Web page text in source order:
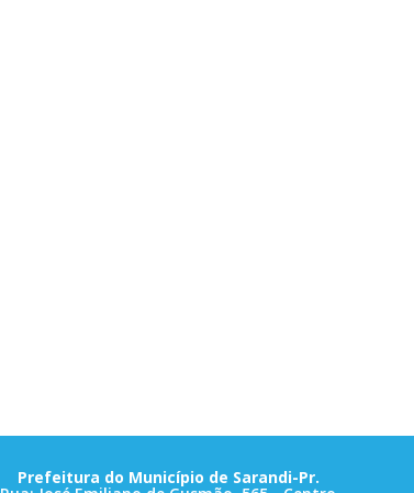
Prefeitura do Município de Sarandi-Pr.